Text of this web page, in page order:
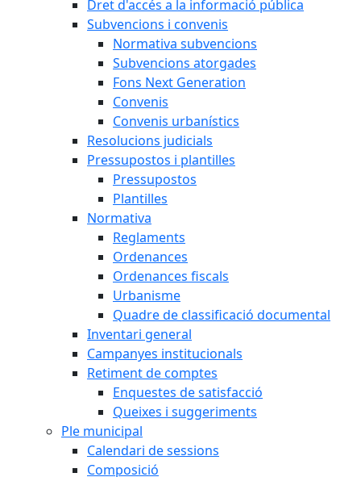
Dret d'accés a la informació pública
Subvencions i convenis
Normativa subvencions
Subvencions atorgades
Fons Next Generation
Convenis
Convenis urbanístics
Resolucions judicials
Pressupostos i plantilles
Pressupostos
Plantilles
Normativa
Reglaments
Ordenances
Ordenances fiscals
Urbanisme
Quadre de classificació documental
Inventari general
Campanyes institucionals
Retiment de comptes
Enquestes de satisfacció
Queixes i suggeriments
Ple municipal
Calendari de sessions
Composició